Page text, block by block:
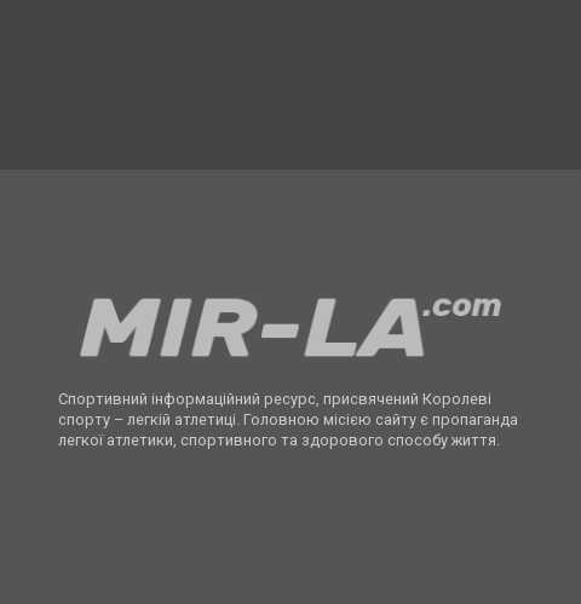
Спортивний інформаційний ресурс, присвячений Королеві
спорту – легкій атлетиці. Головною місією сайту є пропаганда
легкої атлетики, спортивного та здорового способу життя.